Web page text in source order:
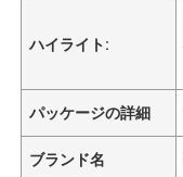
ハイライト:
パッケージの詳細
ブランド名